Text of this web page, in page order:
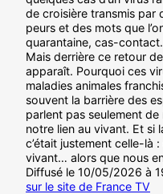
de croisière transmis par
peurs et des mots que
quarantaine, cas-contact.
Mais derrière ce retour
apparaît. Pourquoi ces
maladies animales
souvent la barrière des
parlent pas seulement
notre lien au vivant. Et si
c’était justement celle-là
vivant… alors que nous
Diffusé le 10/05/2026 à
sur le site de France TV